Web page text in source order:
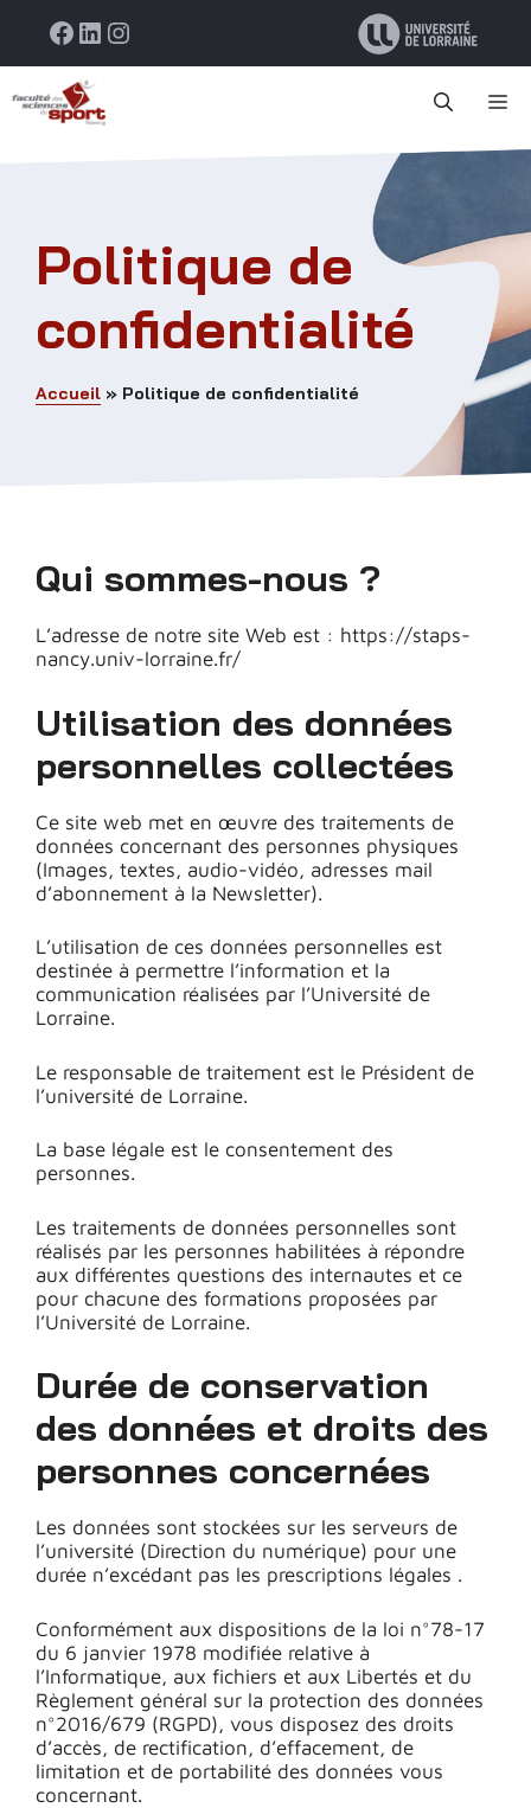
Facebook
LinkedIn
Instagram
Politique de
confidentialité
Accueil » Politique de confidentialité
Qui sommes-nous ?
L’adresse de notre site Web est : https://staps-
nancy.univ-lorraine.fr/
Utilisation des données
personnelles collectées
Ce site web met en œuvre des traitements de
données concernant des personnes physiques
(Images, textes, audio-vidéo, adresses mail
d’abonnement à la Newsletter).
L’utilisation de ces données personnelles est
destinée à permettre l’information et la
communication réalisées par l’Université de
Lorraine.
Le responsable de traitement est le Président de
l’université de Lorraine.
La base légale est le consentement des
personnes.
Les traitements de données personnelles sont
réalisés par les personnes habilitées à répondre
aux différentes questions des internautes et ce
pour chacune des formations proposées par
l’Université de Lorraine.
Durée de conservation
des données et droits des
personnes concernées
Les données sont stockées sur les serveurs de
l’université (Direction du numérique) pour une
durée n’excédant pas les prescriptions légales .
Conformément aux dispositions de la loi n°78-17
du 6 janvier 1978 modifiée relative à
l’Informatique, aux fichiers et aux Libertés et du
Règlement général sur la protection des données
n°2016/679 (RGPD), vous disposez des droits
d’accès, de rectification, d’effacement, de
limitation et de portabilité des données vous
concernant.